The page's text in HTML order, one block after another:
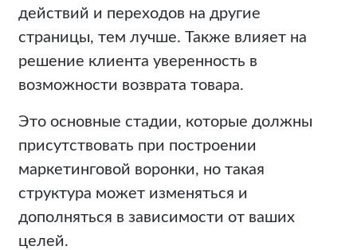
действий и переходов на другие
страницы, тем лучше. Также влияет на
решение клиента уверенность в
возможности возврата товара.
Это основные стадии, которые должны
присутствовать при построении
маркетинговой воронки, но такая
структура может изменяться и
дополняться в зависимости от ваших
целей.